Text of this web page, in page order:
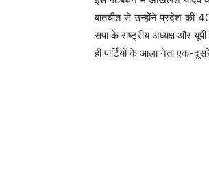
बातचीत से उन्होंने प्रदेश की
सपा के राष्ट्रीय अध्यक्ष और
ही पार्टियों के आला नेता एक-